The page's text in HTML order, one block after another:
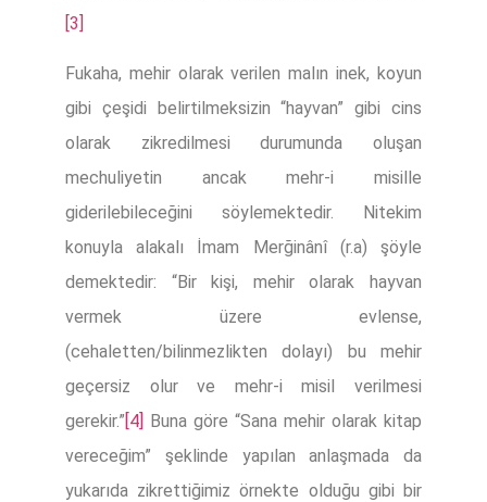
[3]
Fukaha, mehir olarak verilen malın inek, koyun
gibi çeşidi belirtilmeksizin “hayvan” gibi cins
olarak zikredilmesi durumunda oluşan
mechuliyetin ancak mehr-i misille
giderilebileceğini söylemektedir. Nitekim
konuyla alakalı İmam Merğinânî (r.a) şöyle
demektedir: “Bir kişi, mehir olarak hayvan
vermek üzere evlense,
(cehaletten/bilinmezlikten dolayı) bu mehir
geçersiz olur ve mehr-i misil verilmesi
gerekir.”[4] Buna göre “Sana mehir olarak kitap
vereceğim” şeklinde yapılan anlaşmada da
yukarıda zikrettiğimiz örnekte olduğu gibi bir